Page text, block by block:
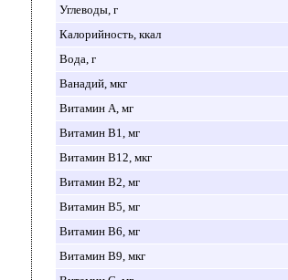
Углеводы, г
Калорийность, ккал
Вода, г
Ванадий, мкг
Витамин A, мг
Витамин B1, мг
Витамин B12, мкг
Витамин B2, мг
Витамин B5, мг
Витамин B6, мг
Витамин B9, мкг